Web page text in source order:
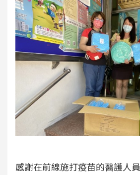
感謝在前線施打疫苗的醫護人